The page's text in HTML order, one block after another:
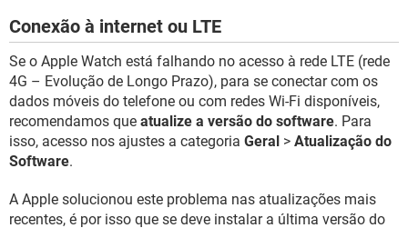
Conexão à internet ou LTE
Se o Apple Watch está falhando no acesso à rede LTE (rede
4G – Evolução de Longo Prazo), para se conectar com os
dados móveis do telefone ou com redes Wi-Fi disponíveis,
recomendamos que atualize a versão do software. Para
isso, acesso nos ajustes a categoria Geral > Atualização do
Software.
A Apple solucionou este problema nas atualizações mais
recentes, é por isso que se deve instalar a última versão do